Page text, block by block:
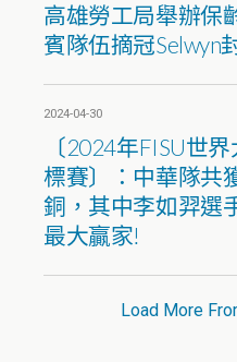
高雄勞工局舉辦保
賓隊伍摘冠Selwyn
2024-04-30
〔2024年FISU世
標賽〕：中華隊共
銅，其中李如羿選
最大贏家!
Load More